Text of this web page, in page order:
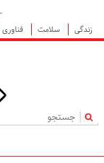
زندگی
سلامت فناوری
|